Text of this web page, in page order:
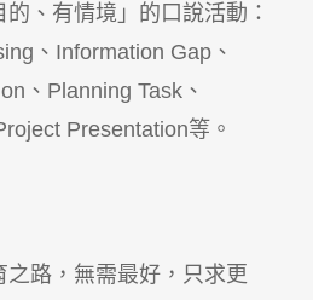
、有情境」的口說活動：
、Information Gap、
、Planning Task、
Presentation等。
路，無需最好，只求更